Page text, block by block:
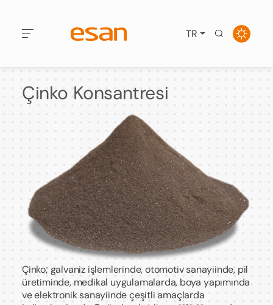
TR
Çinko Konsantresi
Çinko; galvaniz işlemlerinde, otomotiv sanayiinde, pil
üretiminde, medikal uygulamalarda, boya yapımında
ve elektronik sanayiinde çeşitli amaçlarda